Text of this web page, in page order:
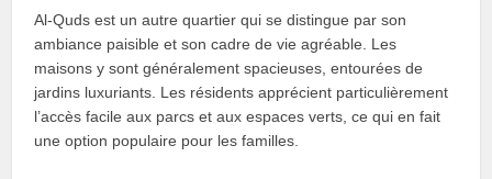
Al-Quds est un autre quartier qui se distingue par son
ambiance paisible et son cadre de vie agréable. Les
maisons y sont généralement spacieuses, entourées de
jardins luxuriants. Les résidents apprécient particulièrement
l’accès facile aux parcs et aux espaces verts, ce qui en fait
une option populaire pour les familles.